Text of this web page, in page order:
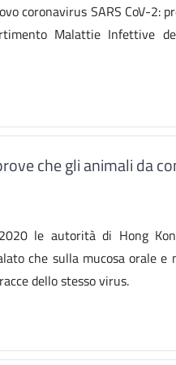
coronavirus SARS CoV-2:
Malattie Infettive
che gli animali da
le autorità di Hong
che sulla mucosa orale
dello stesso virus.